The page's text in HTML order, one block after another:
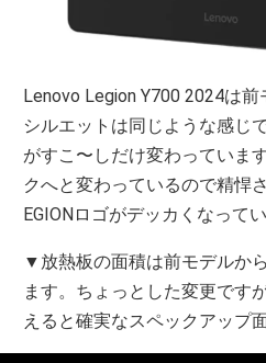
Lenovo Legion Y700 2024は
シルエットは同じような感じ
がすこ〜しだけ変わっていま
クへと変わっているので精悍
EGIONロゴがデッカくなってい
▼放熱板の面積は前モデルか
ます。ちょっとした変更です
えると確実なスペックアップ